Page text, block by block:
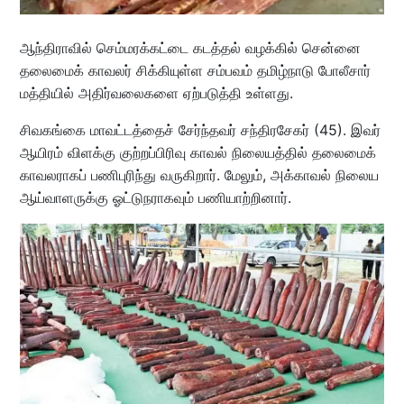
ஆந்திராவில் செம்மரக்கட்டை கடத்தல் வழக்கில் சென்னை
தலைமைக் காவலர் சிக்கியுள்ள சம்பவம் தமிழ்நாடு போலீசார்
மத்தியில் அதிர்வலைகளை ஏற்படுத்தி உள்ளது.
சிவகங்கை மாவட்டத்தைச் சேர்ந்தவர் சந்திரசேகர் (45). இவர்
ஆயிரம் விளக்கு குற்றப்பிரிவு காவல் நிலையத்தில் தலைமைக்
காவலராகப் பணிபுரிந்து வருகிறார். மேலும், அக்காவல் நிலைய
ஆய்வாளருக்கு ஓட்டுநராகவும் பணியாற்றினார்.